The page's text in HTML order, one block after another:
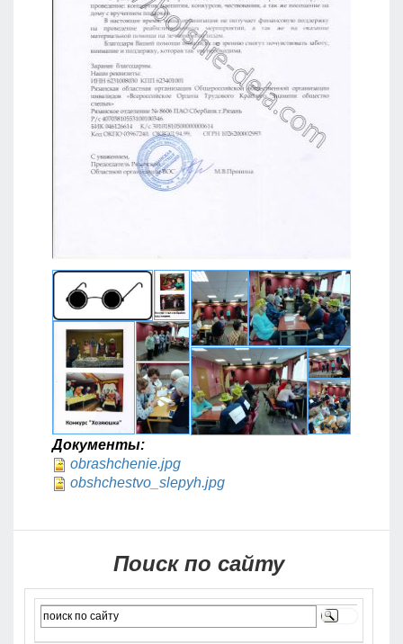
Документы:
obrashchenie.jpg
obshchestvo_slepyh.jpg
Поиск по сайту